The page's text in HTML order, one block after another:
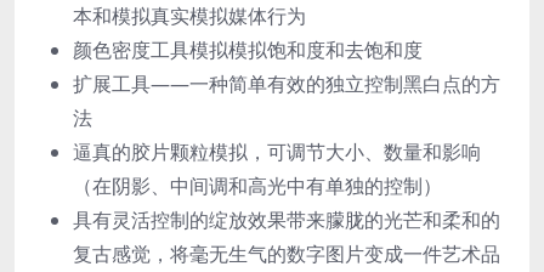
本和模拟真实模拟媒体行为
颜色密度工具模拟模拟饱和度和去饱和度
扩展工具——一种简单有效的独立控制黑白点的方
法
逼真的胶片颗粒模拟，可调节大小、数量和影响
（在阴影、中间调和高光中有单独的控制）
具有灵活控制的绽放效果带来朦胧的光芒和柔和的
复古感觉，将毫无生气的数字图片变成一件艺术品